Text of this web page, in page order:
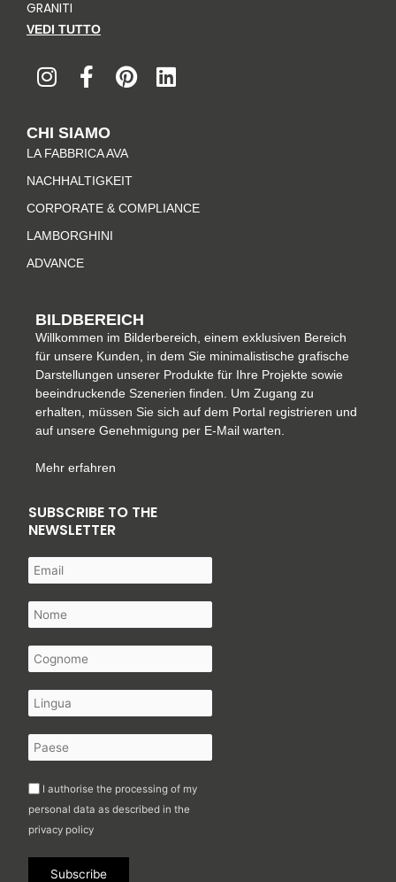
GRANITI
VEDI TUTTO
n
s
a
g
r
a
m
a
c
b
o
o
k
-
f
i
n
r
e
s
i
n
n
CHI SIAMO
LA FABBRICA AVA
NACHHALTIGKEIT
CORPORATE & COMPLIANCE
LAMBORGHINI
ADVANCE
BILDBEREICH
Willkommen im Bilderbereich, einem exklusiven Bereich
für unsere Kunden, in dem Sie minimalistische grafische
Darstellungen unserer Produkte für Ihre Projekte sowie
beeindruckende Szenerien finden. Um Zugang zu
erhalten, müssen Sie sich auf dem Portal registrieren und
auf unsere Genehmigung per E-Mail warten.
Mehr erfahren
SUBSCRIBE TO THE
NEWSLETTER
I authorise the processing of my
personal data as described in the
privacy policy